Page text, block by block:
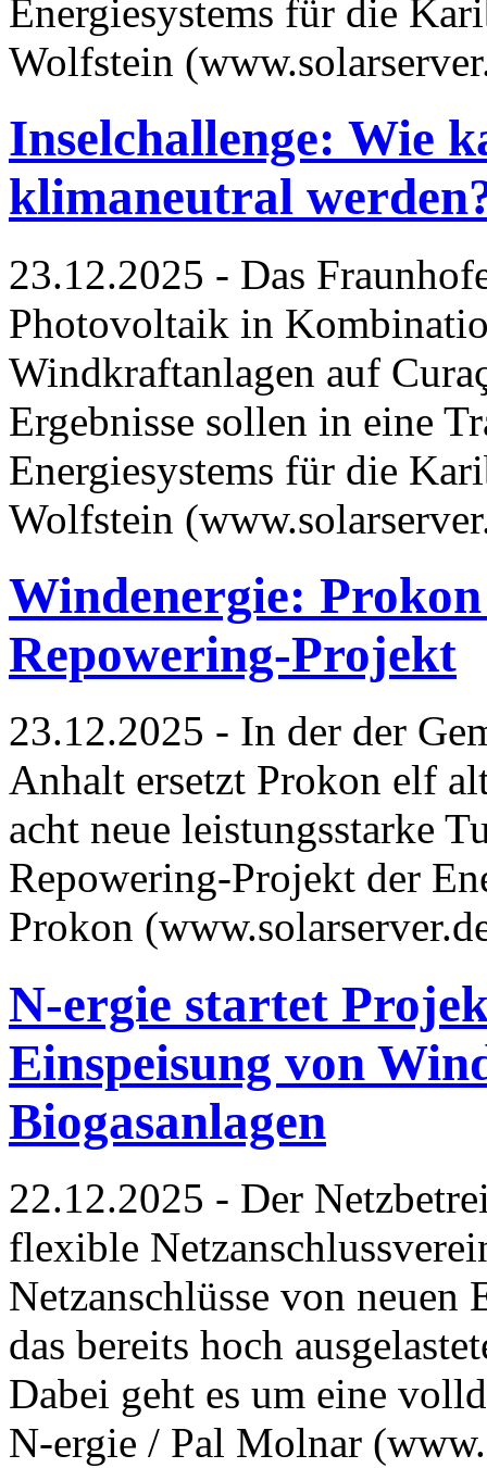
Energiesystems für die
Wolfstein
Inselchallenge: Wie
klimaneutral
23.12.2025 - Das
Photovoltaik in
Windkraftanlagen auf
Ergebnisse sollen in eine
Energiesystems für die
Wolfstein
Windenergie:
Repowering-Projekt
23.12.2025 - In der der
Anhalt ersetzt Prokon elf
acht neue leistungsstarke
Repowering-Projekt der
Prokon
N-ergie startet
Einspeisung von
Biogasanlagen
22.12.2025 - Der
flexible
Netzanschlüsse von neuen
das bereits hoch
Dabei geht es um eine
N-ergie / Pal Molnar